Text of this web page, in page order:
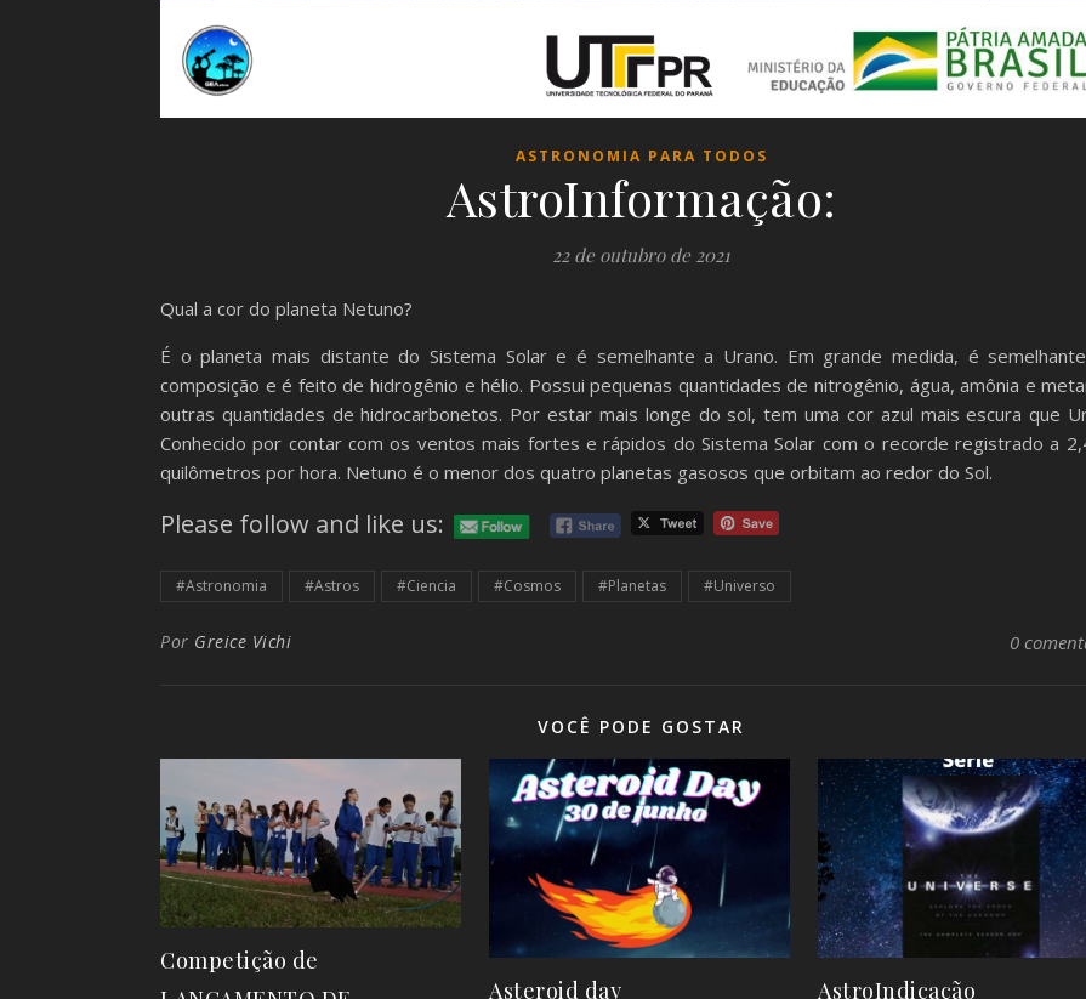
ASTRONOMIA PARA TODOS
AstroInformação:
22 de outubro de 2021
Qual a cor do planeta Netuno?
É o planeta mais distante do Sistema Solar e é semelhante a Urano. Em grande medida, é
composição e é feito de hidrogênio e hélio. Possui pequenas quantidades de nitrogênio, água, amônia e
outras quantidades de hidrocarbonetos. Por estar mais longe do sol, tem uma cor azul mais escura que
Conhecido por contar com os ventos mais fortes e rápidos do Sistema Solar com o recorde registrado a
quilômetros por hora. Netuno é o menor dos quatro planetas gasosos que orbitam ao redor do Sol.
Please follow and like us:
#Astronomia #Astros #Ciencia #Cosmos #Planetas #Universo
Por Greice Vichi 0
VOCÊ PODE GOSTAR
Competição de
Asteroid day AstroIndicação